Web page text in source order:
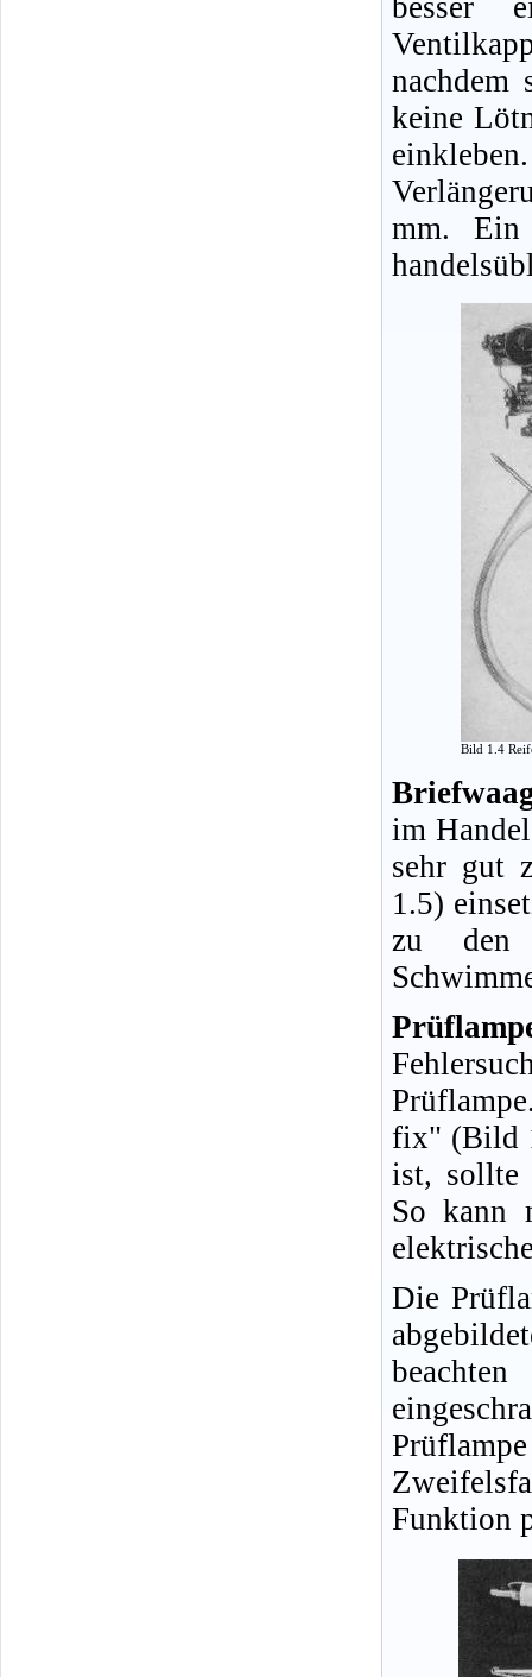
nachdem
keine
mm. Ein
Bild 1.4
im
sehr gut
1.5)
zu den
fix" (Bild
ist, sollte
So kann
Die
Funktion